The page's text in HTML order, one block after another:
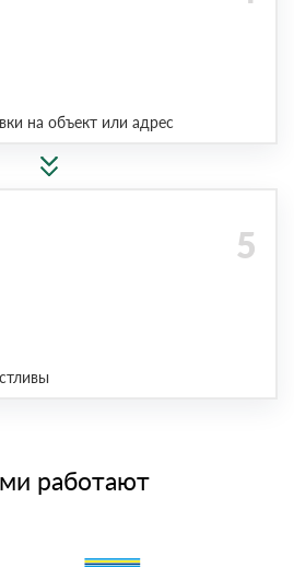
на объект или адрес
работают